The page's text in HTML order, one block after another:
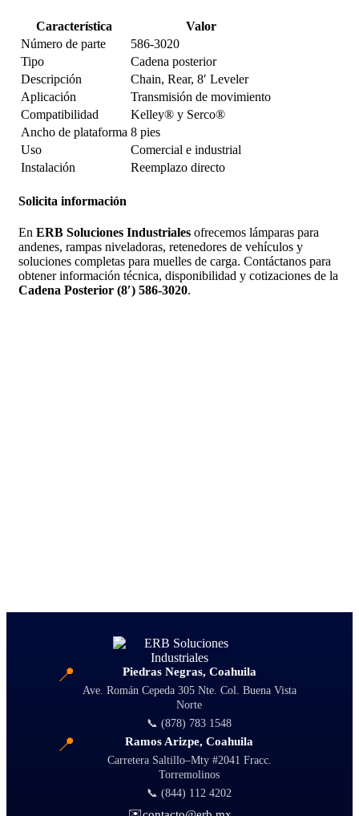
Característica
Valor
Número de parte
586-3020
Tipo
Cadena posterior
Descripción
Chain, Rear, 8′ Leveler
Aplicación
Transmisión de movimiento
Compatibilidad
Kelley® y Serco®
Ancho de plataforma 8 pies
Uso
Comercial e industrial
Instalación
Reemplazo directo
Solicita información
En ERB Soluciones Industriales ofrecemos lámparas para
andenes, rampas niveladoras, retenedores de vehículos y
soluciones completas para muelles de carga. Contáctanos para
obtener información técnica, disponibilidad y cotizaciones de la
Cadena Posterior (8′) 586-3020.
📍 Piedras Negras, Coahuila
Ave. Román Cepeda 305 Nte. Col. Buena Vista
Norte
📞 (878) 783 1548
📍 Ramos Arizpe, Coahuila
Carretera Saltillo–Mty #2041 Fracc.
Torremolinos
📞 (844) 112 4202